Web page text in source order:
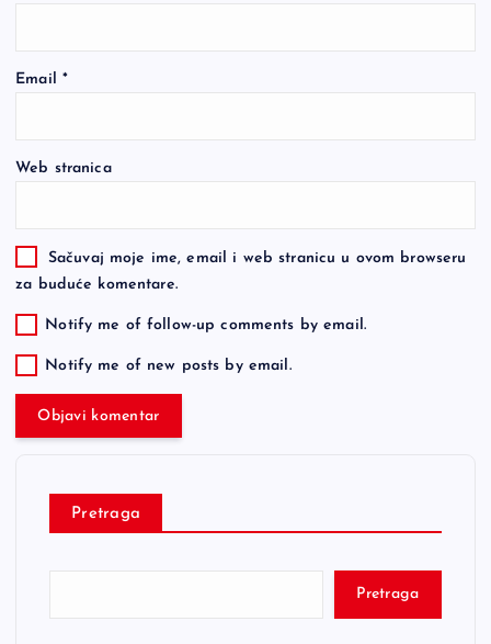
Email *
Web stranica
Sačuvaj moje ime, email i web stranicu u ovom browseru
za buduće komentare.
Notify me of follow-up comments by email.
Notify me of new posts by email.
Pretraga
Pretraga